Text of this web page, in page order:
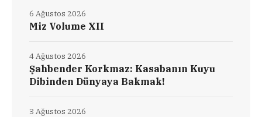
Miz Volume XII
6 Ağustos 2026
Şahbender Korkmaz: Kasabanın Kuyu
Dibinden Dünyaya Bakmak!
4 Ağustos 2026
3 Ağustos 2026